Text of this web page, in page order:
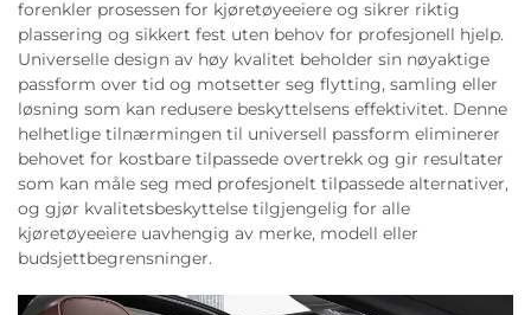
forenkler prosessen for kjøretøyeeiere og sikrer riktig
plassering og sikkert fest uten behov for profesjonell hjelp.
Universelle design av høy kvalitet beholder sin nøyaktige
passform over tid og motsetter seg flytting, samling eller
løsning som kan redusere beskyttelsens effektivitet. Denne
helhetlige tilnærmingen til universell passform eliminerer
behovet for kostbare tilpassede overtrekk og gir resultater
som kan måle seg med profesjonelt tilpassede alternativer,
og gjør kvalitetsbeskyttelse tilgjengelig for alle
kjøretøyeeiere uavhengig av merke, modell eller
budsjettbegrensninger.